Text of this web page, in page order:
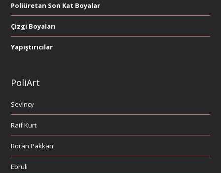
Poliüretan Son Kat Boyalar
Çizgi Boyaları
Yapıştırıcılar
PoliArt
Sevincy
Raif Kurt
Boran Pakkan
Ebruli